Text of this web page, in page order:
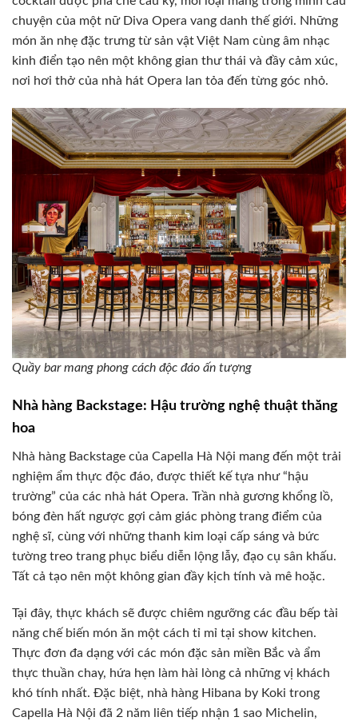
chuyện của một nữ Diva Opera vang danh thế giới. Những
món ăn nhẹ đặc trưng từ sản vật Việt Nam cùng âm nhạc
kinh điển tạo nên một không gian thư thái và đầy cảm xúc,
nơi hơi thở của nhà hát Opera lan tỏa đến từng góc nhỏ.
Quầy bar mang phong cách độc đáo ấn tượng
Nhà hàng Backstage: Hậu trường nghệ thuật thăng
hoa
Nhà hàng Backstage của Capella Hà Nội mang đến một trải
nghiệm ẩm thực độc đáo, được thiết kế tựa như “hậu
trường” của các nhà hát Opera. Trần nhà gương khổng lồ,
bóng đèn hất ngược gợi cảm giác phòng trang điểm của
nghệ sĩ, cùng với những thanh kim loại cấp sáng và bức
tường treo trang phục biểu diễn lộng lẫy, đạo cụ sân khấu.
Tất cả tạo nên một không gian đầy kịch tính và mê hoặc.
Tại đây, thực khách sẽ được chiêm ngưỡng các đầu bếp tài
năng chế biến món ăn một cách tỉ mỉ tại show kitchen.
Thực đơn đa dạng với các món đặc sản miền Bắc và ẩm
thực thuần chay, hứa hẹn làm hài lòng cả những vị khách
khó tính nhất. Đặc biệt, nhà hàng Hibana by Koki trong
Capella Hà Nội đã 2 năm liên tiếp nhận 1 sao Michelin,